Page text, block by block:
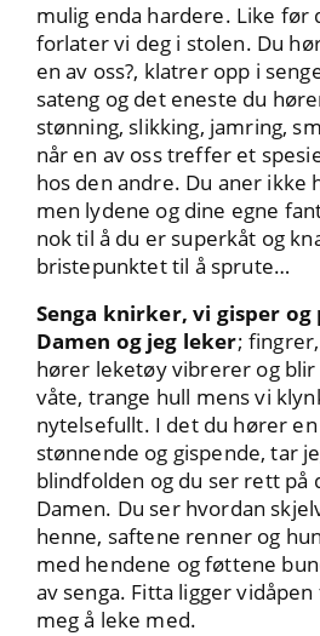
mulig enda hardere. Like før
forlater vi deg i stolen. Du
en av oss?, klatrer opp i
sateng og det eneste du
stønning, slikking, jamring,
når en av oss treffer et
hos den andre. Du aner ikke
men lydene og dine egne
nok til å du er superkåt og
bristepunktet til å sprute…
Senga knirker, vi gisper og
Damen og jeg leker;
hører leketøy vibrerer og
våte, trange hull mens vi
nytelsefullt. I det du hører
stønnende og gispende, tar
blindfolden og du ser rett på
Damen. Du ser hvordan
henne, saftene renner og
med hendene og føttene
av senga. Fitta ligger
meg å leke med.